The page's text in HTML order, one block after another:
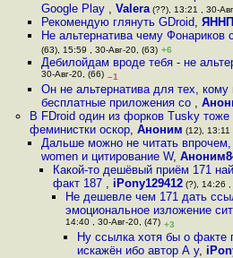
Google Play , Valera(??), 13:21 , 30-
Рекомендую глянуть GDroid, ЯННП
Не альтернатива чему Фонариков
(63), 15:59 , 30-Авг-20, (63) +6
Дeбилойдам вроде тебя - не
30-Авг-20, (66) –1
Он не альтернатива для тех,
бесплатные приложения со ,
В FDroid один из форков Tusky тоже
феминистки оскор, Аноним (12), 13:11
Дальше можно не читать впрочем,
women и цитирование W,
Какой-то дешёвый приём 171
факт 187 , iPony129412 (?), 14:26 ,
Не дешевле чем 171 дать
эмоциональное изложение
14:40 , 30-Авг-20, (47) +3
Ну ссылка хотя бы о факте
искажён ибо автор А у,